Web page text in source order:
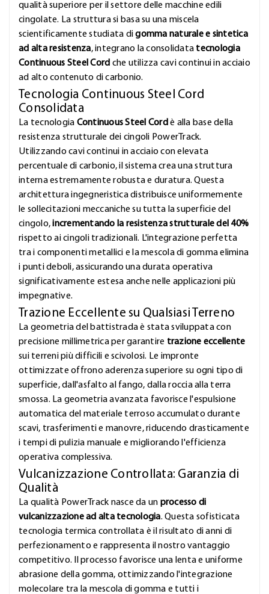
qualità superiore per il settore delle macchine edili
cingolate. La struttura si basa su una miscela
scientificamente studiata digomma naturale e sintetica
ad alta resistenza, integrano la consolidata tecnologia
Continuous Steel Cord che utilizza cavi continui in acciaio
ad alto contenuto di carbonio.
Tecnologia Continuous Steel Cord
Consolidata
La tecnologia Continuous Steel Cord è alla base della
resistenza strutturale dei cingoli PowerTrack.
Utilizzando cavi continui in acciaio con elevata
percentuale di carbonio, il sistema crea una struttura
interna estremamente robusta e duratura. Questa
architettura ingegneristica distribuisce uniformemente
le sollecitazioni meccaniche su tutta la superficie del
cingolo,incrementando la resistenza strutturale del 40%
rispetto ai cingoli tradizionali. L'integrazione perfetta
tra i componenti metallici e la mescola di gomma elimina
i punti deboli, assicurando una durata operativa
significativamente estesa anche nelle applicazioni più
impegnative.
Trazione Eccellente su Qualsiasi Terreno
La geometria del battistrada è stata sviluppata con
precisione millimetrica per garantire trazione eccellente
sui terreni più difficili e scivolosi. Le impronte
ottimizzate offrono aderenza superiore su ogni tipo di
superficie, dall'asfalto al fango, dalla roccia alla terra
smossa. La geometria avanzata favorisce l'espulsione
automatica del materiale terroso accumulato durante
scavi, trasferimenti e manovre, riducendo drasticamente
i tempi di pulizia manuale e migliorando l'efficienza
operativa complessiva.
Vulcanizzazione Controllata: Garanzia di
Qualità
La qualità PowerTrack nasce da un processo di
vulcanizzazione ad alta tecnologia. Questa sofisticata
tecnologia termica controllata è il risultato di anni di
perfezionamento e rappresenta il nostro vantaggio
competitivo. Il processo favorisce una lenta e uniforme
abrasione della gomma, ottimizzando l'integrazione
molecolare tra la mescola di gomma e tutti i